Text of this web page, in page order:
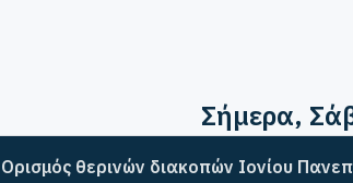
Σήμερα,
Ορισμός θερινών διακοπών Ιονίου